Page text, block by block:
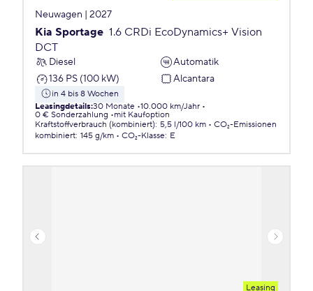
Neuwagen | 2027
Kia Sportage 1.6 CRDi EcoDynamics+ Vision
DCT
Diesel
Automatik
136 PS (100 kW)
Alcantara
in 4 bis 8 Wochen
Leasingdetails:30 Monate 10.000 km/Jahr
0 € Sonderzahlung
mit Kaufoption
Kraftstoffverbrauch (kombiniert): 5,5 l/100 km
CO₂-Emissionen
kombiniert: 145 g/km CO₂-Klasse: E
Leasing